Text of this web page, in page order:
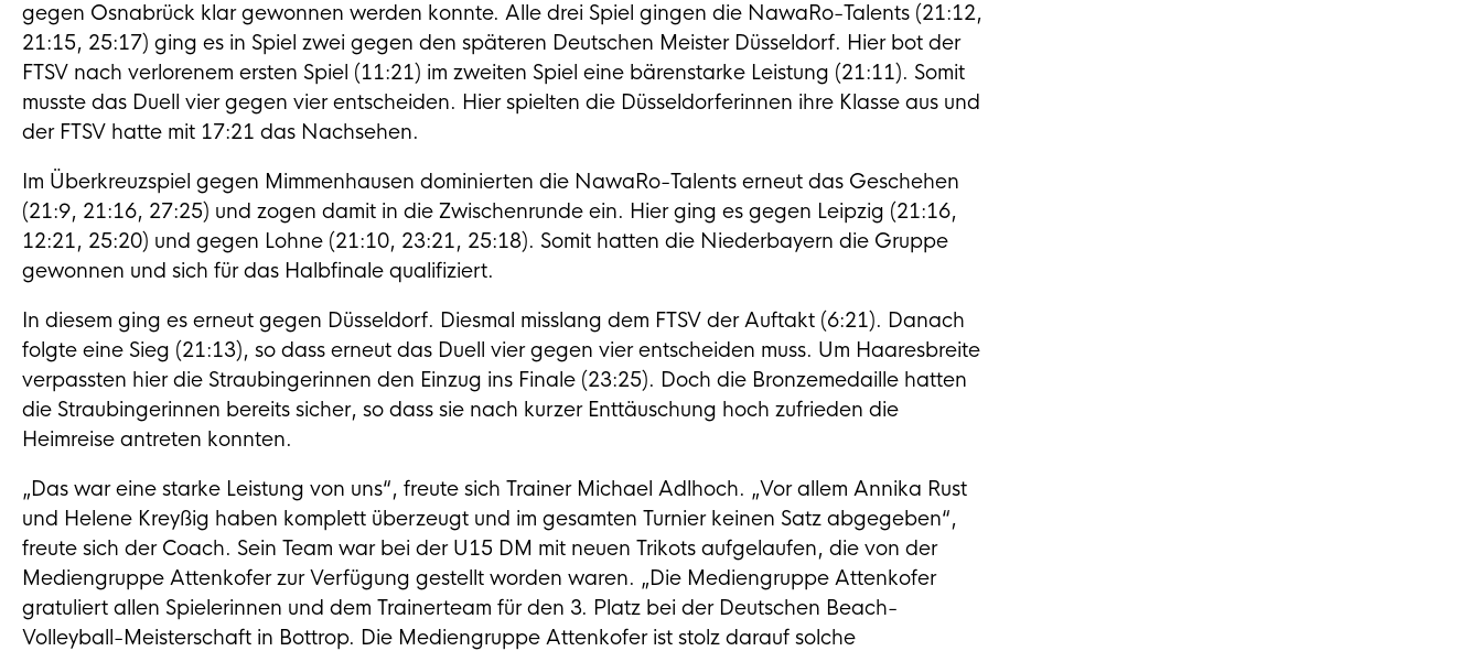
gegen Osnabrück klar gewonnen werden konnte. Alle drei Spiel gingen die NawaRo-Talents (21:12,
21:15, 25:17) ging es in Spiel zwei gegen den späteren Deutschen Meister Düsseldorf. Hier bot der
FTSV nach verlorenem ersten Spiel (11:21) im zweiten Spiel eine bärenstarke Leistung (21:11). Somit
musste das Duell vier gegen vier entscheiden. Hier spielten die Düsseldorferinnen ihre Klasse aus und
der FTSV hatte mit 17:21 das Nachsehen.
Im Überkreuzspiel gegen Mimmenhausen dominierten die NawaRo-Talents erneut das Geschehen
(21:9, 21:16, 27:25) und zogen damit in die Zwischenrunde ein. Hier ging es gegen Leipzig (21:16,
12:21, 25:20) und gegen Lohne (21:10, 23:21, 25:18). Somit hatten die Niederbayern die Gruppe
gewonnen und sich für das Halbfinale qualifiziert.
In diesem ging es erneut gegen Düsseldorf. Diesmal misslang dem FTSV der Auftakt (6:21). Danach
folgte eine Sieg (21:13), so dass erneut das Duell vier gegen vier entscheiden muss. Um Haaresbreite
verpassten hier die Straubingerinnen den Einzug ins Finale (23:25). Doch die Bronzemedaille hatten
die Straubingerinnen bereits sicher, so dass sie nach kurzer Enttäuschung hoch zufrieden die
Heimreise antreten konnten.
„Das war eine starke Leistung von uns“, freute sich Trainer Michael Adlhoch. „Vor allem Annika Rust
und Helene Kreyßig haben komplett überzeugt und im gesamten Turnier keinen Satz abgegeben“,
freute sich der Coach. Sein Team war bei der U15 DM mit neuen Trikots aufgelaufen, die von der
Mediengruppe Attenkofer zur Verfügung gestellt worden waren. „Die Mediengruppe Attenkofer
gratuliert allen Spielerinnen und dem Trainerteam für den 3. Platz bei der Deutschen Beach-
Volleyball-Meisterschaft in Bottrop. Die Mediengruppe Attenkofer ist stolz darauf solche